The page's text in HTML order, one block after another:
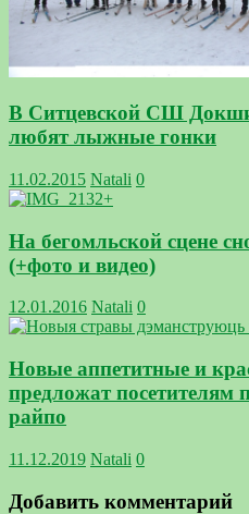
В Ситцевской СШ
любят лыжные гонки
11.02.2015 Natali 0
На бегомльской сцене
(+фото и видео)
12.01.2016 Natali 0
Новые аппетитные и
предложат посетителям
райпо
11.12.2019 Natali 0
Добавить комментарий